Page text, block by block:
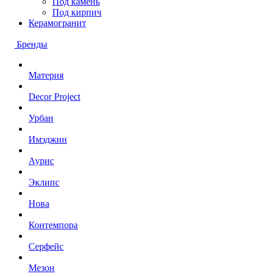
Под кирпич
Керамогранит
Бренды
Материя
Decor Project
Урбан
Имэджин
Аурис
Эклипс
Нова
Контемпора
Серфейс
Мезон